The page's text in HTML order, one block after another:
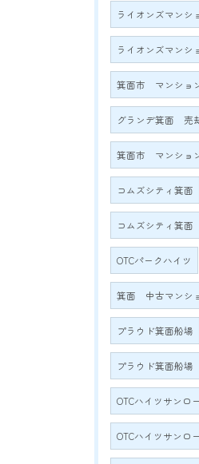
ライオンズマンシ
ライオンズマン
箕面市 マンショ
グランデ箕面 売
箕面市 マンショ
コムズシティ箕面
コムズシティ箕
OTCパークハイツ
箕面 中古マンシ
プラウド箕面船場
プラウド箕面船
OTCハイツサンロ
OTCハイツサン